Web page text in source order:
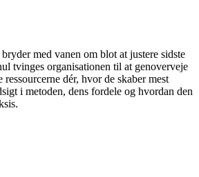
med vanen om blot at justere sidste
tvinges organisationen til at genoverveje
dér, hvor de skaber mest
i metoden, dens fordele og hvordan den